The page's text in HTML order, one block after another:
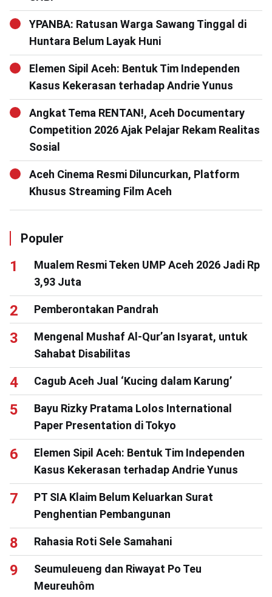
YPANBA: Ratusan Warga Sawang Tinggal di
Huntara Belum Layak Huni
Elemen Sipil Aceh: Bentuk Tim Independen
Kasus Kekerasan terhadap Andrie Yunus
Angkat Tema RENTAN!, Aceh Documentary
Competition 2026 Ajak Pelajar Rekam Realitas
Sosial
Aceh Cinema Resmi Diluncurkan, Platform
Khusus Streaming Film Aceh
Populer
Mualem Resmi Teken UMP Aceh 2026 Jadi Rp
3,93 Juta
Pemberontakan Pandrah
Mengenal Mushaf Al-Qur’an Isyarat, untuk
Sahabat Disabilitas
Cagub Aceh Jual ‘Kucing dalam Karung’
Bayu Rizky Pratama Lolos International
Paper Presentation di Tokyo
Elemen Sipil Aceh: Bentuk Tim Independen
Kasus Kekerasan terhadap Andrie Yunus
PT SIA Klaim Belum Keluarkan Surat
Penghentian Pembangunan
Rahasia Roti Sele Samahani
Seumuleueng dan Riwayat Po Teu
Meureuhôm